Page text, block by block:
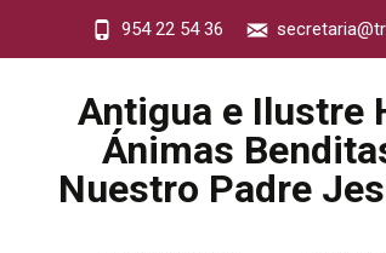
954 22 54 36
Antigua e Ilustre
Ánimas
Nuestro Padre